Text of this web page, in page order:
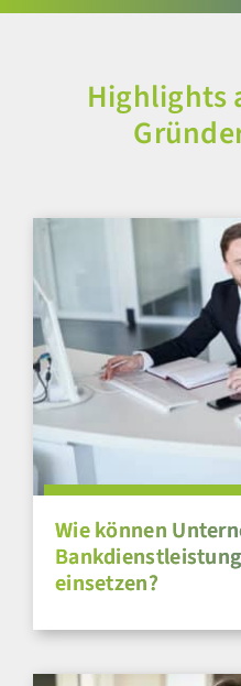
Highlights
Wie können
einsetzen?